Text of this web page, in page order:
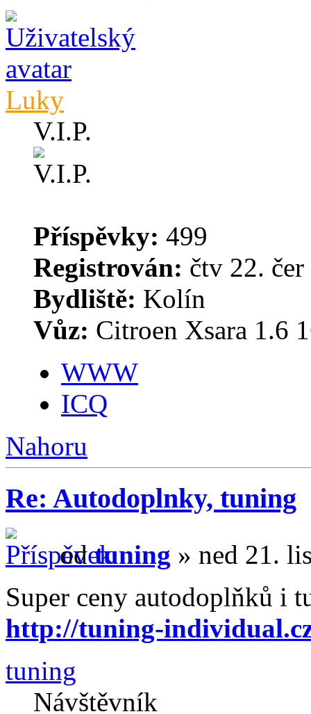
Luky
V.I.P.
Příspěvky: 499
Registrován: čtv 22.
Bydliště: Kolín
Vůz: Citroen Xsara 1.6
WWW
ICQ
Nahoru
Re: Autodoplnky, tuning
odtuning » ned 21.
Super ceny autodoplňků i
http://tuning-
tuning
Návštěvník